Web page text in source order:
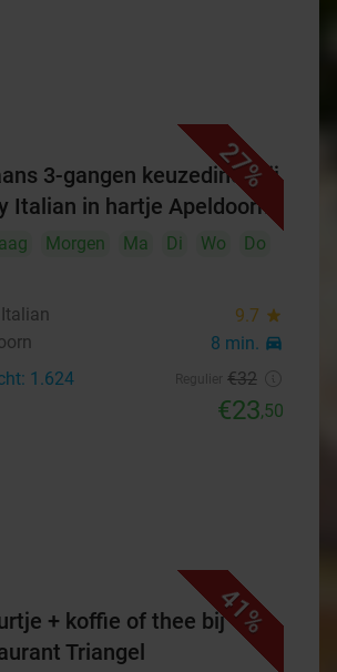
27%
3-gangen keuzediner bij
Italian in hartje Apeldoorn
Morgen Ma Di Wo
Do
9.7 star
8 min. directions_car
1.624 €32
€23,50
41%
+ koffie of thee bij
Triangel